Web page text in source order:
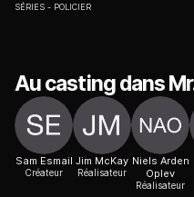
SÉRIES POLICIER
Au casting dans
Sam Esmail
Créateur
Jim McKay
Réalisateur
Niels Arden
Oplev
Réalisateur